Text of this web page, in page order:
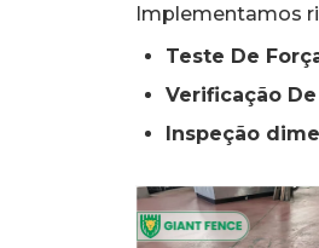
Implementamos
Teste De
Verificação
Inspeção